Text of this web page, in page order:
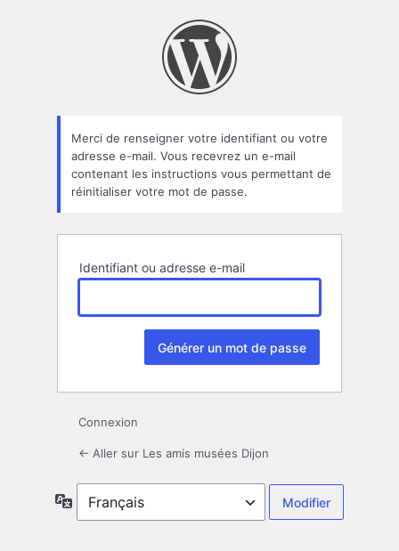
oublié
Merci de renseigner votre identifiant ou votre
adresse e-mail. Vous recevrez un e-mail
contenant les instructions vous permettant de
réinitialiser votre mot de passe.
Identifiant ou adresse e-mail
Connexion
← Aller sur Les amis musées Dijon
Langue